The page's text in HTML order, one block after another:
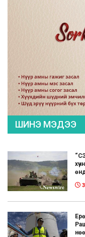
ШИНЭ МЭДЭЭ